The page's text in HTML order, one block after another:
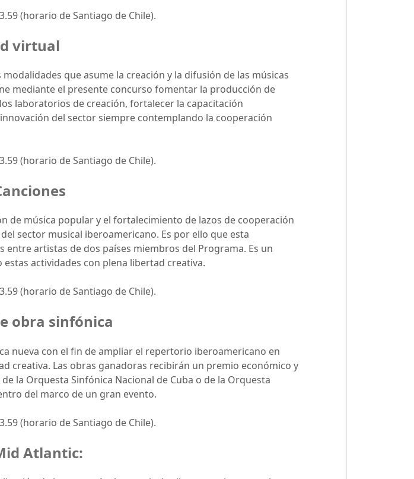
(horario de Santiago de Chile).
virtual
que asume la creación y la difusión de las músicas
mediante el presente concurso fomentar la producción de
laboratorios de creación, fortalecer la capacitación
del sector siempre contemplando la cooperación
(horario de Santiago de Chile).
música popular y el fortalecimiento de lazos de cooperación
sector musical iberoamericano. Es por ello que esta
artistas de dos países miembros del Programa. Es un
actividades con plena libertad creativa.
(horario de Santiago de Chile).
obra sinfónica
nueva con el fin de ampliar el repertorio iberoamericano en
creativa. Las obras ganadoras recibirán un premio económico y
la Orquesta Sinfónica Nacional de Cuba o de la Orquesta
del marco de un gran evento.
(horario de Santiago de Chile).
Atlantic: